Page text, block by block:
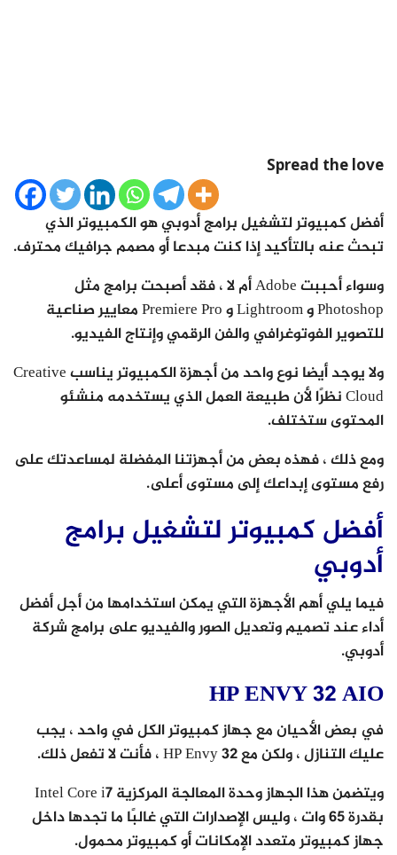
Spread the love
أفضل كمبيوتر لتشغيل برامج أدوبي هو الكمبيوتر الذي
تبحث عنه بالتأكيد إذا كنت مبدعا أو مصمم جرافيك محترف.
وسواء أحببت Adobe أم لا ، فقد أصبحت برامج مثل
Photoshop و Lightroom و Premiere Pro معايير صناعية
للتصوير الفوتوغرافي والفن الرقمي وإنتاج الفيديو.
ولا يوجد أيضا نوع واحد من أجهزة الكمبيوتر يناسب Creative
Cloud نظرًا لأن طبيعة العمل الذي يستخدمه منشئو
المحتوى ستختلف.
ومع ذلك ، فهذه بعض من أجهزتنا المفضلة لمساعدتك على
رفع مستوى إبداعك إلى مستوى أعلى.
أفضل كمبيوتر لتشغيل برامج
أدوبي
فيما يلي أهم الأجهزة التي يمكن استخدامها من أجل أفضل
أداء عند تصميم وتعديل الصور والفيديو على برامج شركة
أدوبي.
HP ENVY 32 AIO
في بعض الأحيان مع جهاز كمبيوتر الكل في واحد ، يجب
عليك التنازل ، ولكن مع HP Envy 32 ، فأنت لا تفعل ذلك.
ويتضمن هذا الجهاز وحدة المعالجة المركزية Intel Core i7
بقدرة 65 وات ، وليس الإصدارات التي غالبًا ما تجدها داخل
جهاز كمبيوتر متعدد الإمكانات أو كمبيوتر محمول.